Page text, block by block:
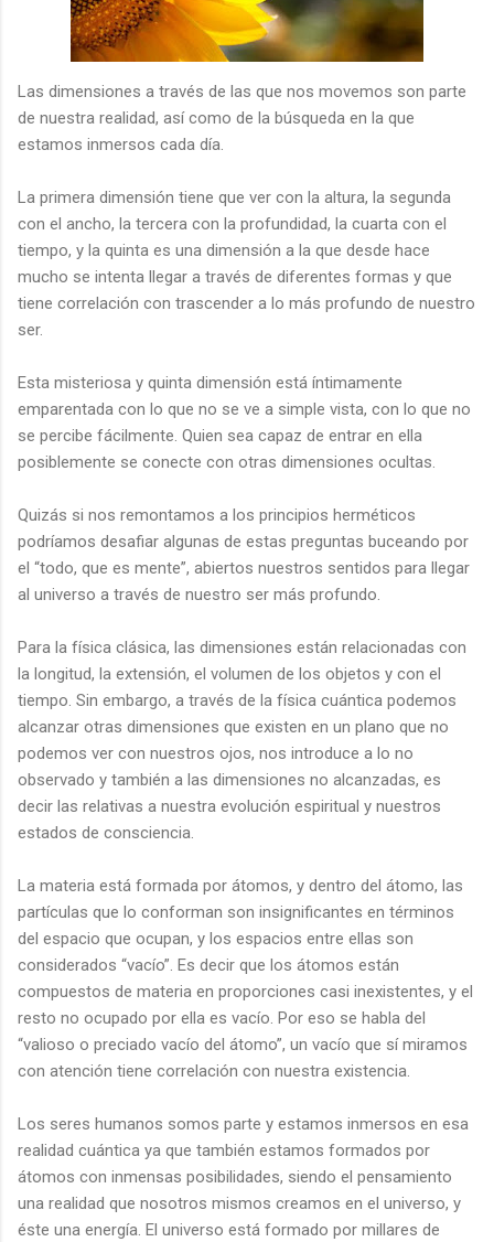
Las dimensiones a través de las que nos movemos son parte
de nuestra realidad, así como de la búsqueda en la que
estamos inmersos cada día.
La primera dimensión tiene que ver con la altura, la segunda
con el ancho, la tercera con la profundidad, la cuarta con el
tiempo, y la quinta es una dimensión a la que desde hace
mucho se intenta llegar a través de diferentes formas y que
tiene correlación con trascender a lo más profundo de nuestro
ser.
Esta misteriosa y quinta dimensión está íntimamente
emparentada con lo que no se ve a simple vista, con lo que no
se percibe fácilmente. Quien sea capaz de entrar en ella
posiblemente se conecte con otras dimensiones ocultas.
Quizás si nos remontamos a los principios herméticos
podríamos desafiar algunas de estas preguntas buceando por
el “todo, que es mente”, abiertos nuestros sentidos para llegar
al universo a través de nuestro ser más profundo.
Para la física clásica, las dimensiones están relacionadas con
la longitud, la extensión, el volumen de los objetos y con el
tiempo. Sin embargo, a través de la física cuántica podemos
alcanzar otras dimensiones que existen en un plano que no
podemos ver con nuestros ojos, nos introduce a lo no
observado y también a las dimensiones no alcanzadas, es
decir las relativas a nuestra evolución espiritual y nuestros
estados de consciencia.
La materia está formada por átomos, y dentro del átomo, las
partículas que lo conforman son insignificantes en términos
del espacio que ocupan, y los espacios entre ellas son
considerados “vacío”. Es decir que los átomos están
compuestos de materia en proporciones casi inexistentes, y el
resto no ocupado por ella es vacío. Por eso se habla del
“valioso o preciado vacío del átomo”, un vacío que sí miramos
con atención tiene correlación con nuestra existencia.
Los seres humanos somos parte y estamos inmersos en esa
realidad cuántica ya que también estamos formados por
átomos con inmensas posibilidades, siendo el pensamiento
una realidad que nosotros mismos creamos en el universo, y
éste una energía. El universo está formado por millares de